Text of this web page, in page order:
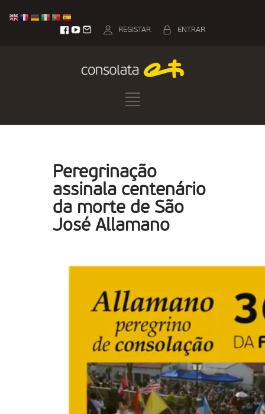
ENTRAR
REGISTAR
Peregrinação
assinala centenário
da morte de São
José Allamano